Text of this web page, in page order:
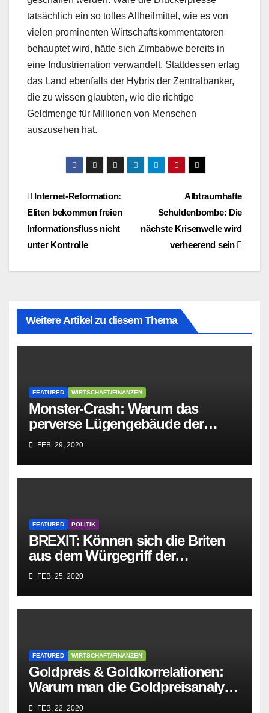
tatsächlich ein so tolles Allheilmittel, wie es von
vielen prominenten Wirtschaftskommentatoren
behauptet wird, hätte sich Zimbabwe bereits in
eine Industrienation verwandelt. Stattdessen erlag
das Land ebenfalls der Hybris der Zentralbanker,
die zu wissen glaubten, wie die richtige
Geldmenge für Millionen von Menschen
auszusehen hat.
BeitragsnavigationAlbtraumhafte
Schuldenbombe: Die
nächste Krisenwelle wird
verheerend sein
Internet-Reformation:
Eliten bekommen freien
Informationsfluss nicht
unter Kontrolle
Weitere Artikel zu diesem Thema
FEATURED WIRTSCHAFT/FINANZEN
Monster-Crash: Warum das
perverse Lügengebäude der
Sozialisten in sich
zusammenbricht!
FEB. 29, 2020
FEATURED POLITIK
BREXIT: Können sich die Briten
aus dem Würgegriff der
parasitären EU-Mafia befreien?
FEB. 25, 2020
FEATURED WIRTSCHAFT/FINANZEN
Goldpreis & Goldkorrelationen:
Warum man die Goldpreisanalyse
besser Profis überlässt!
FEB. 22, 2020